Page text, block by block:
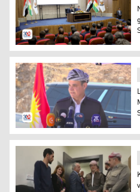
Nêçîrvan Barzanî pêşketin
Li ser raspardeya